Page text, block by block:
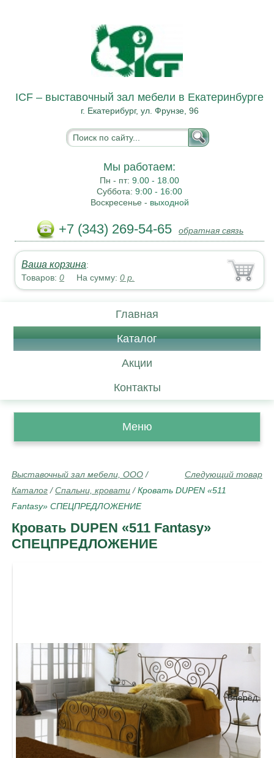
ICF – выставочный зал мебели в Екатеринбурге
г. Екатерибург, ул. Фрунзе, 96
Мы работаем:
Пн - пт:9.00 - 18.00
Суббота:9:00 - 16:00
Воскресенье - выходной
+7 (343) 269-54-65 обратная связь
Ваша корзина:
Товаров:0 На сумму:0 р.
Главная
Каталог
Акции
Контакты
Меню
Следующий товар
Выставочный зал мебели, ООО /
Каталог /Спальни, кровати /Кровать DUPEN «511
Fantasy» СПЕЦПРЕДЛОЖЕНИЕ
Кровать DUPEN «511 Fantasy»
СПЕЦПРЕДЛОЖЕНИЕ
Вперёд